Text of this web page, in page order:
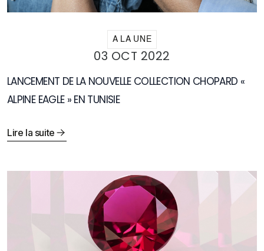
A LA UNE
03 OCT 2022
LANCEMENT DE LA NOUVELLE COLLECTION CHOPARD «
ALPINE EAGLE » EN TUNISIE
Lire la suite